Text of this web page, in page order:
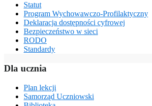
Statut
Program Wychowawczo-Profilaktyczny
Deklaracja dostępności cyfrowej
Bezpieczeństwo w sieci
RODO
Standardy
Dla ucznia
Plan lekcji
Samorząd Uczniowski